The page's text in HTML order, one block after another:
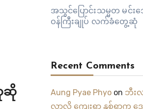
ဆို
အသွင်ပြောင်းသမ္မတ မင်
ဝန်ကြီးချုပ် လက်ခံတွေ့ဆုံ
Recent Comments
Aung Pyae Phyoon ဘီးလ
လာလို့ ကျေးရွာ နှစ်ရွာက